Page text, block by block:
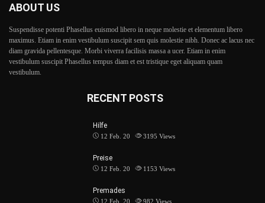
ABOUT US
Suspendisse potenti Phasellus euismod libero in neque molestie et elementum libero
maximus. Etiam in enim vestibulum suscipit sem quis molestie nibh. Donec ac lacus nec
diam gravida pellentesque. Morbi viverra facilisis massa a ucer. Etiam in enim
vestibulum suscipit Phasellus tempus diam et est tristique eget aliquam quam
vestibulum.
RECENT POSTS
Hilfe
12 Feb. 20 3195 Views
Preise
12 Feb. 20 1153 Views
Premades
12 Feb. 20 982 Views